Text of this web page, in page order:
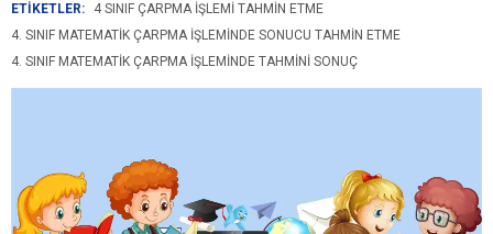
ETİKETLER:
4 SINIF ÇARPMA IŞLEMI TAHMIN ETME
4. SINIF MATEMATIK ÇARPMA İŞLEMINDE SONUCU TAHMIN ETME
4. SINIF MATEMATIK ÇARPMA İŞLEMINDE TAHMINI SONUÇ